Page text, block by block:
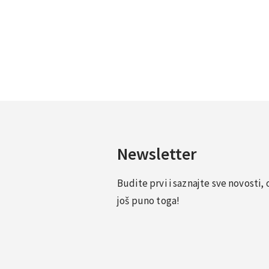
Newsletter
Budite prvi i saznajte sve
još puno toga!